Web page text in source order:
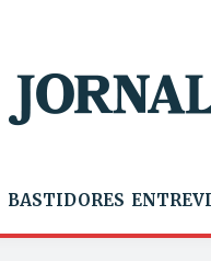
BASTIDORES